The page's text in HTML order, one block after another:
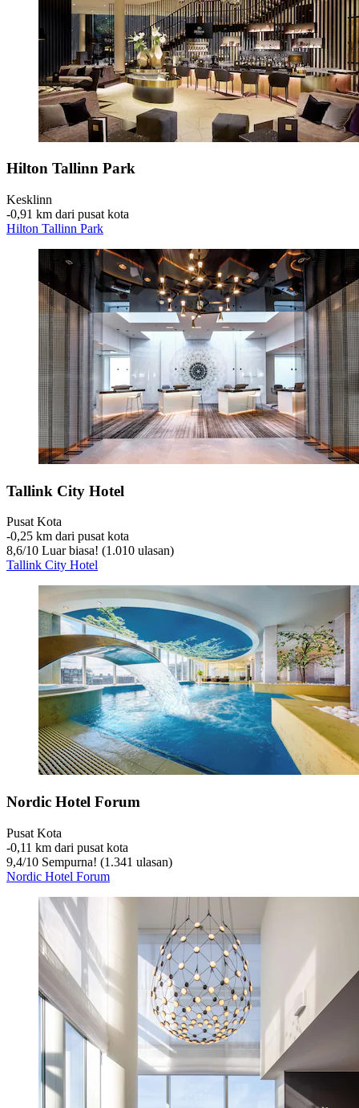
Hilton Tallinn Park
Kesklinn
‐0,91 km dari pusat kota
Hilton Tallinn Park
Tallink City Hotel
Pusat Kota
‐0,25 km dari pusat kota
8,6/10 Luar biasa! (1.010 ulasan)
Tallink City Hotel
Nordic Hotel Forum
Pusat Kota
‐0,11 km dari pusat kota
9,4/10 Sempurna! (1.341 ulasan)
Nordic Hotel Forum